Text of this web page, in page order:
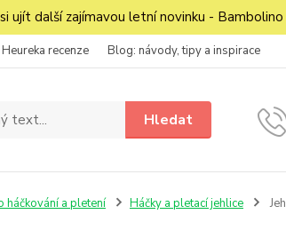
ujít další zajímavou letní novinku - Bambolino
Heureka recenze Blog: návody, tipy a inspirace
Hledat
háčkování a pletení Háčky a pletací jehlice